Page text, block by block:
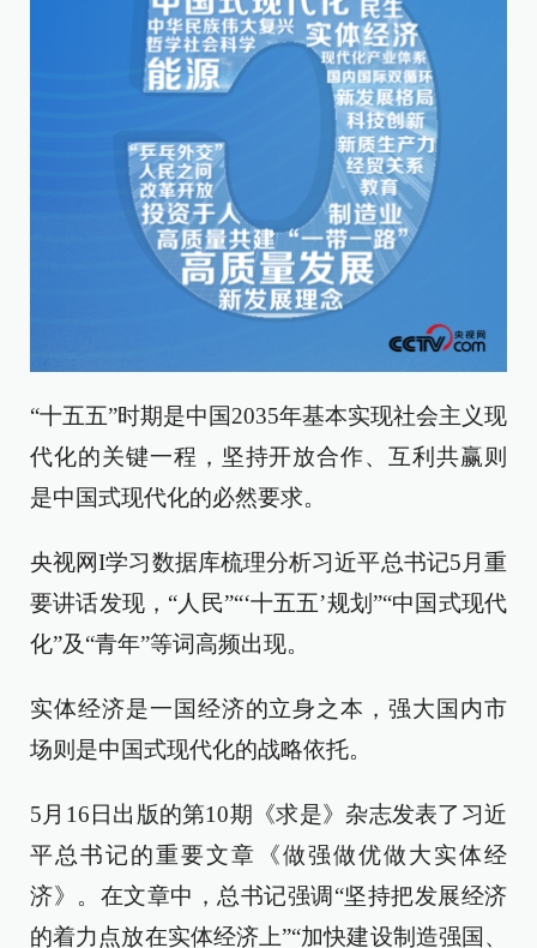
“十五五”时期是中国2035年基本实现社会主义现
代化的关键一程，坚持开放合作、互利共赢则
是中国式现代化的必然要求。
央视网I学习数据库梳理分析习近平总书记5月重
要讲话发现，“人民”“‘十五五’规划”“中国式现代
化”及“青年”等词高频出现。
实体经济是一国经济的立身之本，强大国内市
场则是中国式现代化的战略依托。
5月16日出版的第10期《求是》杂志发表了习近
平总书记的重要文章《做强做优做大实体经
济》。在文章中，总书记强调“坚持把发展经济
的着力点放在实体经济上”“加快建设制造强国、